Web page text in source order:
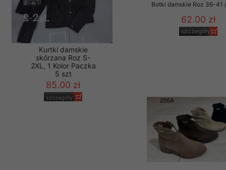
Kurtki damskie
skórzana Roz S-
2XL, 1 Kolor Paczka
Botki damskie Roz 36-41
62.00 zł
szczegóły
Wszelkie pytania,
osobowych prosimy